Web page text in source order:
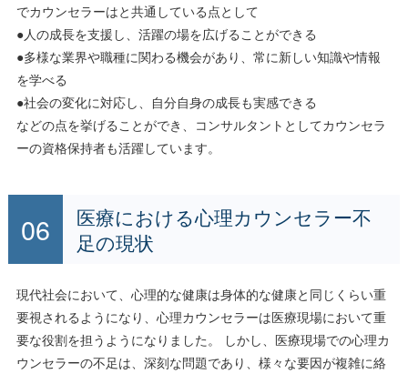
でカウンセラーはと共通している点として
●人の成長を支援し、活躍の場を広げることができる
●多様な業界や職種に関わる機会があり、常に新しい知識や情報
を学べる
●社会の変化に対応し、自分自身の成長も実感できる
などの点を挙げることができ、コンサルタントとしてカウンセラ
ーの資格保持者も活躍しています。
医療における心理カウンセラー不
足の現状
現代社会において、心理的な健康は身体的な健康と同じくらい重
要視されるようになり、心理カウンセラーは医療現場において重
要な役割を担うようになりました。 しかし、医療現場での心理カ
ウンセラーの不足は、深刻な問題であり、様々な要因が複雑に絡